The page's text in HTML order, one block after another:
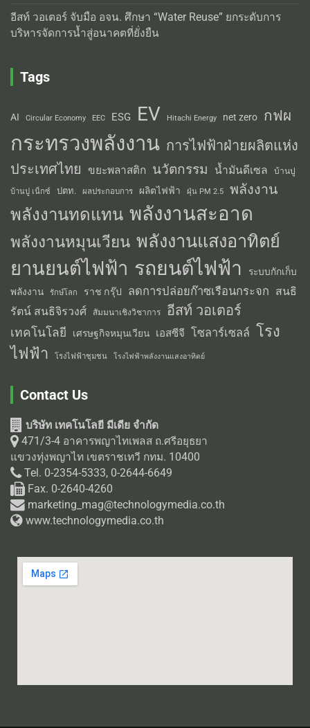
อีสท์ วอเตอร์ จับมือ อจน. ศึกษา “Water Reuse” ยกระดับการ
บริหารจัดการน้ำสู่อนาคตที่ยั่งยืน
Tags
AI Circular Economy EEC ESG EV Hitachi Energy net zero กฟผ
กระทรวงพลังงาน การไฟฟ้าฝ่ายผลิตแห่ง
ประเทศไทย
ขยะพลาสติก นวัตกรรม น้ำมันดีเซล บ้านปู
บ้านปู เน็กซ์ ปตท. ผลประกอบการ ผลิตไฟฟ้า ฝุ่น PM 2.5 พลังงาน
พลังงานทดแทน พลังงานสะอาด
พลังงานหมุนเวียน พลังงานแสงอาทิตย์
ยานยนต์ไฟฟ้า รถยนต์ไฟฟ้า
ระบบกักเก็บ
พลังงาน
รักษ์โลก ราช กรุ๊ป ลดการปล่อยก๊าซเรือนกระจก สนธิ
รัตน์ สนธิจิรวงศ์
สัมมนาเชิงวิชาการ อีสท์ วอเตอร์
เทคโนโลยี เศรษฐกิจหมุนเวียน เอสซีจี โซลาร์เซลล์ โรง
ไฟฟ้า
โรงไฟฟ้าชุมชน โรงไฟฟ้าพลังงานแสงอาทิตย์
Contact Us
บริษัท เทคโนโลยี มีเดีย จำกัด
471/3-4 อาคารพญาไทเพลส ถ.ศรีอยุธยา
แขวงทุ่งพญาไท เขตราชเทวี กทม. 10400
Tel. 0-2354-5333, 0-2644-6649
Fax. 0-2640-4260
marketing_mag@technologymedia.co.th
www.technologymedia.co.th